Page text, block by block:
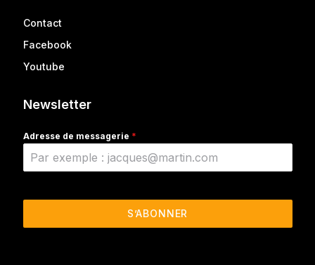
Contact
Facebook
Youtube
Newsletter
Adresse de messagerie *
S’ABONNER